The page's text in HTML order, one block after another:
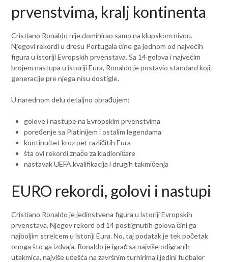
prvenstvima, kralj kontinenta
Cristiano Ronaldo nije dominirao samo na klupskom nivou.
Njegovi rekordi u dresu Portugala čine ga jednom od najvećih
figura u istoriji Evropskih prvenstava. Sa 14 golova i najvećim
brojem nastupa u istoriji Eura, Ronaldo je postavio standard koji
generacije pre njega nisu dostigle.
U narednom delu detaljno obrađujem:
golove i nastupe na Evropskim prvenstvima
poređenje sa Platinijem i ostalim legendama
kontinuitet kroz pet različitih Eura
šta ovi rekordi znače za kladioničare
nastavak UEFA kvalifikacija i drugih takmičenja
EURO rekordi, golovi i nastupi
Cristiano Ronaldo je jedinstvena figura u istoriji Evropskih
prvenstava. Njegov rekord od 14 postignutih golova čini ga
najboljim strelcem u istoriji Eura. No, taj podatak je tek početak
onoga što ga izdvaja. Ronaldo je igrač sa najviše odigranih
utakmica, najviše učešća na završnim turnirima i jedini fudbaler